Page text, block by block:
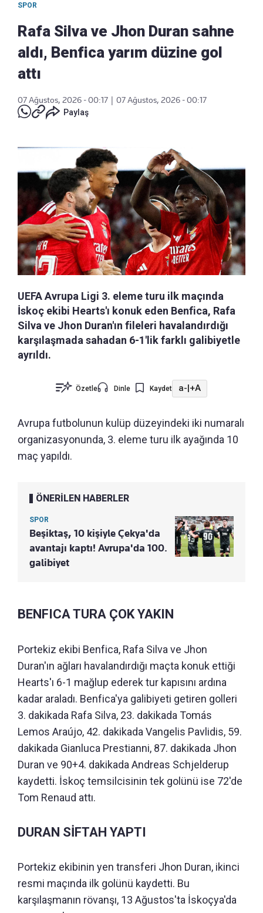
SPOR
Rafa Silva ve Jhon Duran sahne
aldı, Benfica yarım düzine gol
attı
07 Ağustos, 2026 - 00:17
07 Ağustos, 2026 - 00:17
Paylaş
UEFA Avrupa Ligi 3. eleme turu ilk maçında
İskoç ekibi Hearts'ı konuk eden Benfica, Rafa
Silva ve Jhon Duran'ın fileleri havalandırdığı
karşılaşmada sahadan 6-1'lik farklı galibiyetle
ayrıldı.
Özetle Dinle Kaydet a- +A
Avrupa futbolunun kulüp düzeyindeki iki numaralı
organizasyonunda, 3. eleme turu ilk ayağında 10
maç yapıldı.
ÖNERİLEN HABERLER
SPOR
Beşiktaş, 10 kişiyle Çekya'da
avantajı kaptı! Avrupa'da 100.
galibiyet
BENFICA TURA ÇOK YAKIN
Portekiz ekibi Benfica, Rafa Silva ve Jhon
Duran'ın ağları havalandırdığı maçta konuk ettiği
Hearts'ı 6-1 mağlup ederek tur kapısını ardına
kadar araladı. Benfica'ya galibiyeti getiren golleri
3. dakikada Rafa Silva, 23. dakikada Tomás
Lemos Araújo, 42. dakikada Vangelis Pavlidis, 59.
dakikada Gianluca Prestianni, 87. dakikada Jhon
Duran ve 90+4. dakikada Andreas Schjelderup
kaydetti. İskoç temsilcisinin tek golünü ise 72'de
Tom Renaud attı.
DURAN SİFTAH YAPTI
Portekiz ekibinin yen transferi Jhon Duran, ikinci
resmi maçında ilk golünü kaydetti. Bu
karşılaşmanın rövanşı, 13 Ağustos'ta İskoçya'da